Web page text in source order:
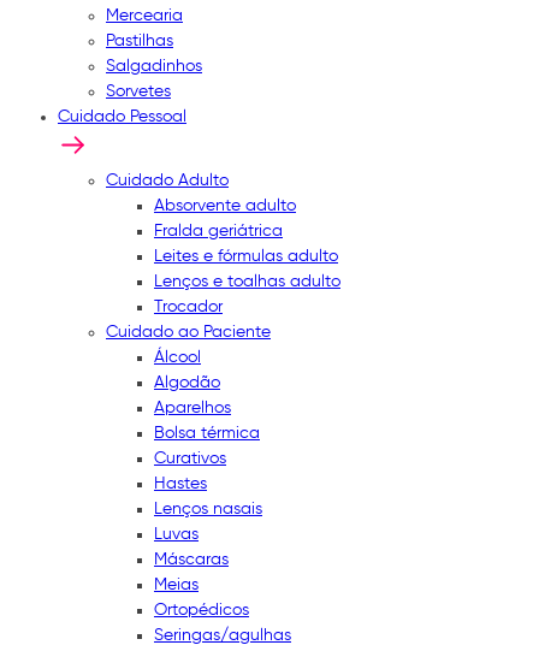
Mercearia
Pastilhas
Salgadinhos
Sorvetes
Cuidado Pessoal
Cuidado Adulto
Absorvente adulto
Fralda geriátrica
Leites e fórmulas adulto
Lenços e toalhas adulto
Trocador
Cuidado ao Paciente
Álcool
Algodão
Aparelhos
Bolsa térmica
Curativos
Hastes
Lenços nasais
Luvas
Máscaras
Meias
Ortopédicos
Seringas/agulhas